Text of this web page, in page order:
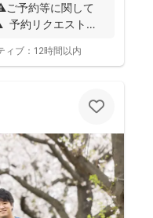
予約等に関して
予約リクエストの
ィブ： 12時間以内